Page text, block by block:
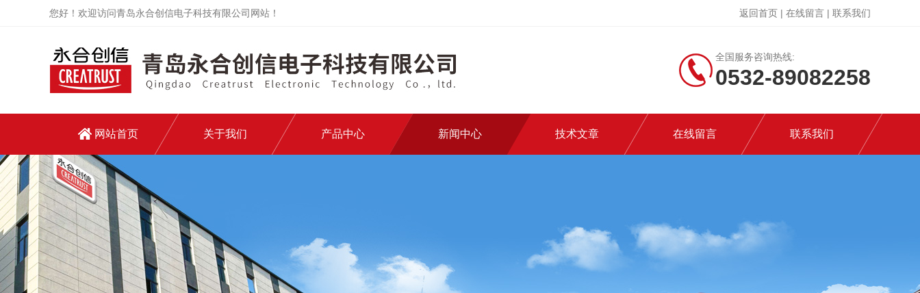
您好！欢迎访问青岛永合创信电子科技有限公司网站！ 返回首页 | 在线留言 | 联系我们
全国服务咨询热线:
0532-89082258
网站首页 关于我们 产品中心 新闻中心 技术文章 在线留言 联系我们